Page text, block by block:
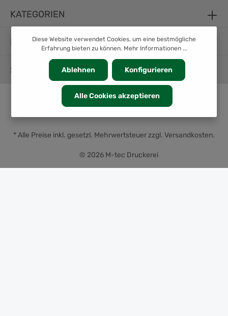
KATEGORIEN
INFORMATION
SERVICE
© 2026 M-tec Druckerei
* Alle Preise inkl. gesetzl. Mehrwertsteuer zzgl. Versandkosten.
Diese Website verwendet Cookies, um eine bestmögliche
Erfahrung bieten zu können. Mehr Informationen ...
Ablehnen Konfigurieren
Alle Cookies akzeptieren